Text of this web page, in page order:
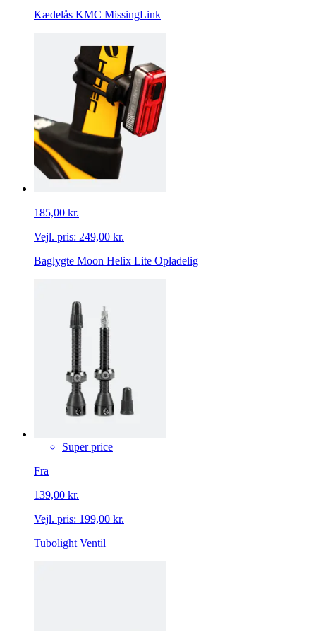
Kædelås KMC MissingLink
185,00 kr.
Vejl. pris: 249,00 kr.
Baglygte Moon Helix Lite Opladelig
Super price
Fra
139,00 kr.
Vejl. pris: 199,00 kr.
Tubolight Ventil